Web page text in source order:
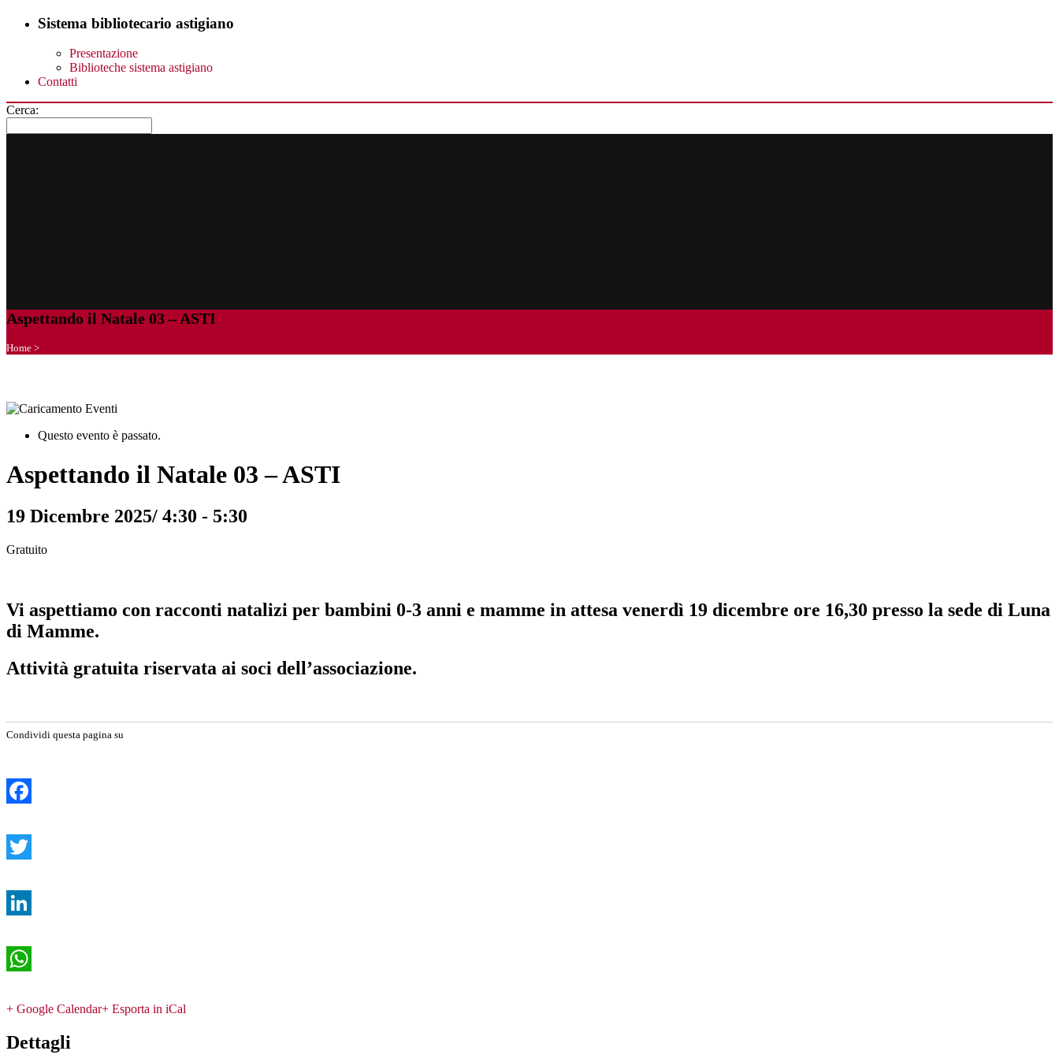
Sistema bibliotecario astigiano
Presentazione
Biblioteche sistema astigiano
Contatti
Cerca:
Aspettando il Natale 03 – ASTI
Home >
Questo evento è passato.
Aspettando il Natale 03 – ASTI
19 Dicembre 2025/ 4:30 - 5:30
Gratuito
Vi aspettiamo con racconti natalizi per bambini 0-3 anni e mamme in attesa venerdì 19 dicembre ore 16,30 presso la sede di Luna
di Mamme.
Attività gratuita riservata ai soci dell’associazione.
Condividi questa pagina su
+ Google Calendar+ Esporta in iCal
Dettagli